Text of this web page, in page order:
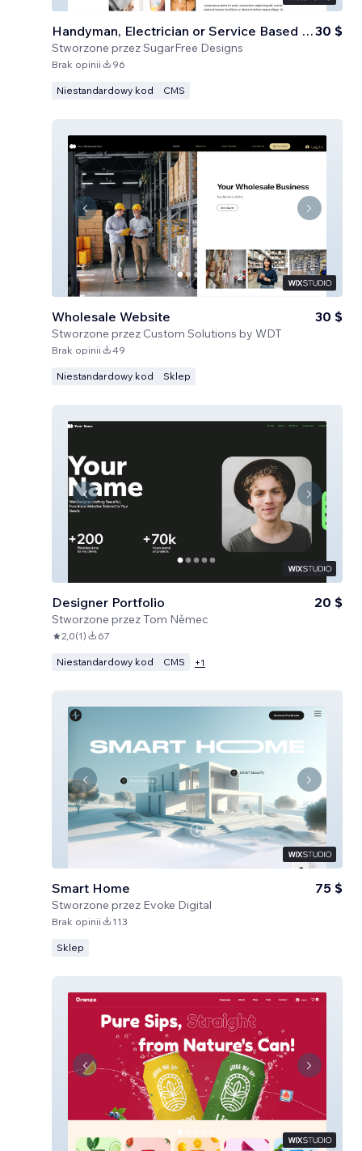
Handyman, Electrician or Service Based Business
Stworzone przezSugarFree Designs
30 $
Brak opinii 96
Niestandardowy kod CMS
Wholesale Website
Stworzone przez Custom Solutions by WDT
30 $
Brak opinii 49
Niestandardowy kod Sklep
Designer Portfolio
Stworzone przezTom Němec
20 $
2,0(1) 67
Niestandardowy kod CMS +1
Smart Home
Stworzone przez Evoke Digital
75 $
Brak opinii 113
Sklep